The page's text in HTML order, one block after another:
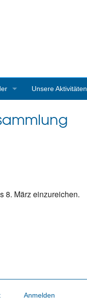
Unsere Aktivitäten
Instagramparcour
8. März einzureichen.
Anmelden